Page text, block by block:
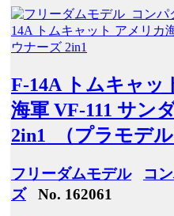
F-14A トムキャッ
海軍 VF-111 サン
2in1 （プラモデル
フリーダムモデル
コ
ズNo. 162061